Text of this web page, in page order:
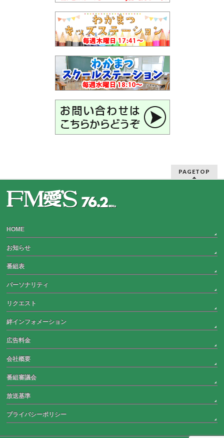
PAGETOP
HOME
お知らせ
番組表
パーソナリティ
リクエスト
絆インフォメーション
広告料金
会社概要
番組審議会
放送基準
プライバシーポリシー